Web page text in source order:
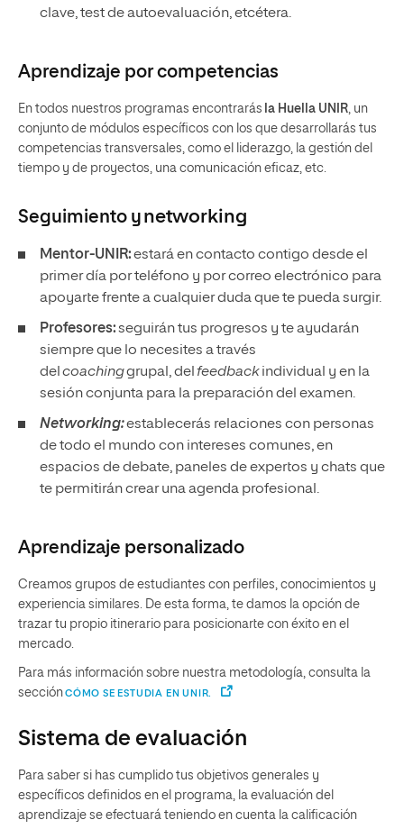
clave, test de autoevaluación, etcétera.
Aprendizaje por competencias
En todos nuestros programas encontrarás la Huella UNIR, un
conjunto de módulos específicos con los que desarrollarás tus
competencias transversales, como el liderazgo, la gestión del
tiempo y de proyectos, una comunicación eficaz, etc.
Seguimiento y networking
Mentor-UNIR:estará en contacto contigo desde el
primer día por teléfono y por correo electrónico para
apoyarte frente a cualquier duda que te pueda surgir.
Profesores:seguirán tus progresos y te ayudarán
siempre que lo necesites a través
del coachinggrupal, del feedbackindividual y en la
sesión conjunta para la preparación del examen.
Networking:establecerás relaciones con personas
de todo el mundo con intereses comunes, en
espacios de debate, paneles de expertos y chats que
te permitirán crear una agenda profesional.
Aprendizaje personalizado
Creamos grupos de estudiantes con perfiles, conocimientos y
experiencia similares. De esta forma, te damos la opción de
trazar tu propio itinerario para posicionarte con éxito en el
mercado.
Para más información sobre nuestra metodología, consulta la
secciónCÓMO SE ESTUDIA EN UNIR.
Sistema de evaluación
Para saber si has cumplido tus objetivos generales y
específicos definidos en el programa, la evaluación del
aprendizaje se efectuará teniendo en cuenta la calificación